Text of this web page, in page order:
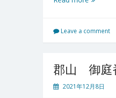
リ
ン
ィ
リ
ア
Leave a comment
郡山 御庭
2021年12月8日